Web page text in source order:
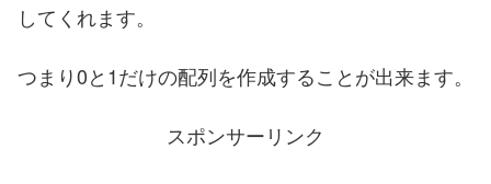
してくれます。
つまり0と1だけの配列を作成することが出来ます。
スポンサーリンク